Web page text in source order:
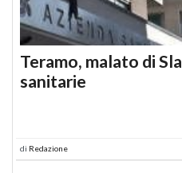
Teramo, malato di
sanitarie
di Redazione